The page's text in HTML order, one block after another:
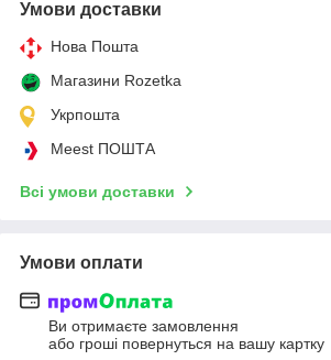
Умови доставки
Нова Пошта
Магазини Rozetka
Укрпошта
Meest ПОШТА
Всі умови доставки
Умови оплати
Ви отримаєте замовлення
або гроші повернуться на вашу картку